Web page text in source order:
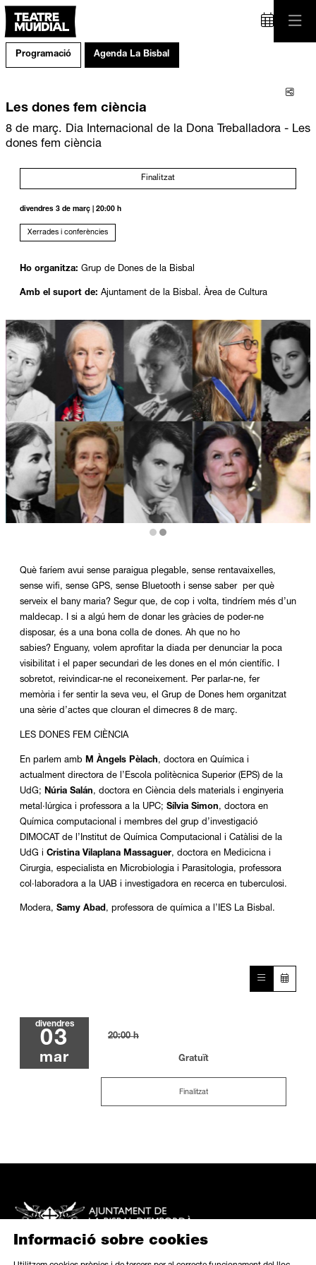
Programació Agenda La Bisbal
Les dones fem ciència
8 de març. Dia Internacional de la Dona Treballadora - Les
dones fem ciència
Finalitzat
divendres 3 de març 20:00 h
Xerrades i conferències
Ho organitza: Grup de Dones de la Bisbal
Amb el suport de: Ajuntament de la Bisbal. Àrea de Cultura
Què faríem avui sense paraigua plegable, sense rentavaixelles,
sense wifi, sense GPS, sense Bluetooth i sense saber per què
serveix el bany maria? Segur que, de cop i volta, tindríem més d’un
maldecap. I si a algú hem de donar les gràcies de poder-ne
disposar, és a una bona colla de dones. Ah que no ho
sabies? Enguany, volem aprofitar la diada per denunciar la poca
visibilitat i el paper secundari de les dones en el món científic. I
sobretot, reivindicar-ne el reconeixement. Per parlar-ne, fer
memòria i fer sentir la seva veu, el Grup de Dones hem organitzat
una sèrie d’actes que clouran el dimecres 8 de març.
LES DONES FEM CIÈNCIA
En parlem amb M Àngels Pèlach, doctora en Química i
actualment directora de l’Escola politècnica Superior (EPS) de la
UdG; Núria Salán, doctora en Ciència dels materials i enginyeria
metal·lúrgica i professora a la UPC; Sílvia Simon, doctora en
Química computacional i membres del grup d’investigació
DIMOCAT de l’Institut de Química Computacional i Catàlisi de la
UdG i Cristina Vilaplana Massaguer, doctora en Medicicna i
Cirurgia, especialista en Microbiologia i Parasitologia, professora
col·laboradora a la UAB i investigadora en recerca en tuberculosi.
Modera, Samy Abad, professora de química a l’IES La Bisbal.
divendres
03
mar
20:00 h
Gratuït
Finalitzat
Informació sobre cookies